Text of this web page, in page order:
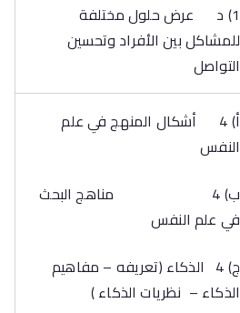
1) د عرض حلول مختلفة
للمشاكل بين الأفراد وتحسين
التواصل
‌أ) 4 أشكال المنهج في علم
النفس
‌ب) 4 مناهج البحث
في علم النفس
‌ج) 4 الذكاء (تعريفه – مفاهيم
الذكاء – نظريات الذكاء )